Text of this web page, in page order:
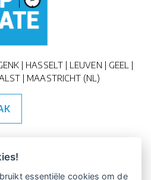
| HASSELT | LEUVEN | GEEL |
| MAASTRICHT (NL)
essentiële cookies om de